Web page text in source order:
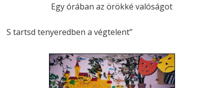
Egy órában az örökké valóságot
S tartsd tenyeredben a végtelent”